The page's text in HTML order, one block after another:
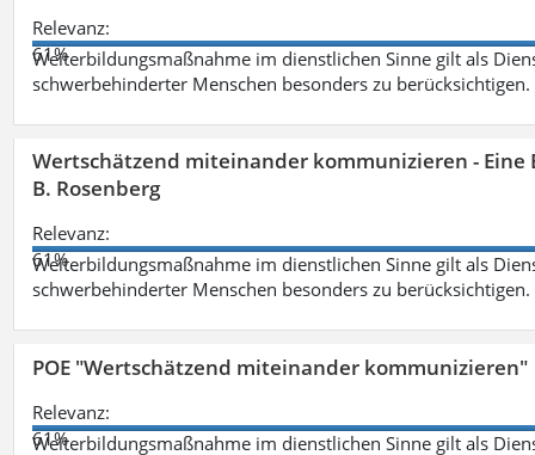
Relevanz:
61%
Weiterbildungsmaßnahme im dienstlichen Sinne gilt als
schwerbehinderter Menschen besonders zu berücksichtigen.
Wertschätzend miteinander kommunizieren -
B. Rosenberg
Relevanz:
61%
Weiterbildungsmaßnahme im dienstlichen Sinne gilt als
schwerbehinderter Menschen besonders zu berücksichtigen.
POE "Wertschätzend miteinander kommunizieren"
Relevanz:
61%
Weiterbildungsmaßnahme im dienstlichen Sinne gilt als